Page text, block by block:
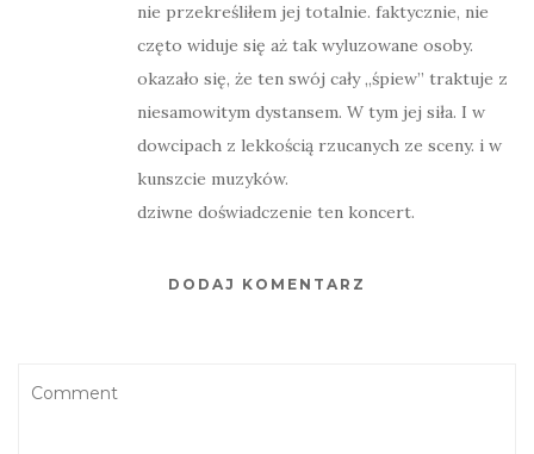
nie przekreśliłem jej totalnie. faktycznie, nie
częto widuje się aż tak wyluzowane osoby.
okazało się, że ten swój cały „śpiew” traktuje z
niesamowitym dystansem. W tym jej siła. I w
dowcipach z lekkością rzucanych ze sceny. i w
kunszcie muzyków.
dziwne doświadczenie ten koncert.
DODAJ KOMENTARZ